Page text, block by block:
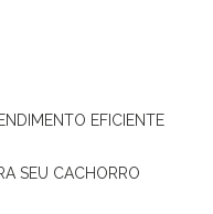
EFICIENTE
SEU CACHORRO